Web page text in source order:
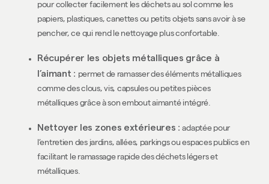
pour collecter facilement les déchets au sol comme les
papiers, plastiques, canettes ou petits objets sans avoir à se
pencher, ce qui rend le nettoyage plus confortable.
Récupérer les objets métalliques grâce à
l’aimant : permet de ramasser des éléments métalliques
comme des clous, vis, capsules ou petites pièces
métalliques grâce à son embout aimanté intégré.
Nettoyer les zones extérieures :adaptée pour
l’entretien des jardins, allées, parkings ou espaces publics en
facilitant le ramassage rapide des déchets légers et
métalliques.